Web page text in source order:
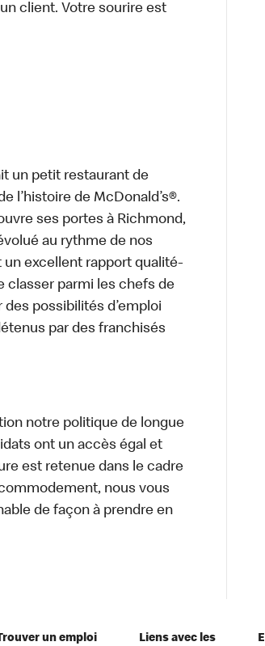
client. Votre sourire est
un petit restaurant de
l’histoire de McDonald’s®.
ses portes à Richmond,
au rythme de nos
excellent rapport qualité-
classer parmi les chefs de
possibilités d’emploi
par des franchisés
notre politique de longue
ont un accès égal et
est retenue dans le cadre
nous vous
de façon à prendre en
un emploi
Liens avec les